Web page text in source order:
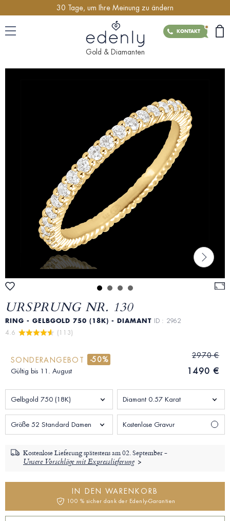
30 Tage, um Ihre Meinung zu ändern
KONTAKT
Gold & Diamanten
URSPRUNG NR. 130
RING - GELBGOLD 750 (18K) - DIAMANT ID : 2962
4.6
(113)
SONDERANGEBOT -50%
Gültig bis 11. August
2970 €
1490 €
Gelbgold 750 (18K) Diamant 0.57 Karat
Größe 52 Standard Damen Kostenlose Gravur
Kostenlose Lieferung spätestens am02. September -
Unsere Vorschläge mit Expresslieferung
IN DEN WARENKORB
100 % sicher dank der Edenly-Garantien